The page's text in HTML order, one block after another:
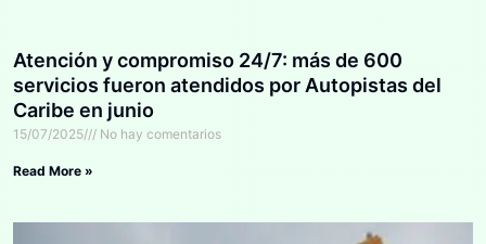
Atención y compromiso 24/7: más de 600
servicios fueron atendidos por Autopistas del
Caribe en junio
15/07/2025 No hay comentarios
Read More »